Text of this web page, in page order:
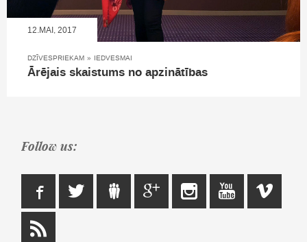
12.MAI, 2017
DZĪVESPRIEKAM » IEDVESMAI
Ārējais skaistums no apzinātības
Follow us: